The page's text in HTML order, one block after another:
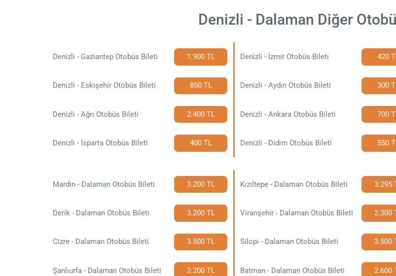
Denizli - Dalaman Diğer
Denizli - Gaziantep Otobüs Bileti 1.900 TL Denizli - İzmir Otobüs Bileti 420
Denizli - Eskişehir Otobüs Bileti 850 TL Denizli - Aydın Otobüs Bileti 300
Denizli - Ağrı Otobüs Bileti 2.400 TL Denizli - Ankara Otobüs Bileti 700
Denizli - Isparta Otobüs Bileti 400 TL Denizli - Didim Otobüs Bileti 550
Mardin - Dalaman Otobüs Bileti 3.200 TL Kızıltepe - Dalaman Otobüs Bileti 3.295
Derik - Dalaman Otobüs Bileti 3.200 TL Viranşehir - Dalaman Otobüs Bileti 2.300
Cizre - Dalaman Otobüs Bileti 3.500 TL Silopi - Dalaman Otobüs Bileti 3.500
Şanlıurfa - Dalaman Otobüs Bileti 2.200 TL Batman - Dalaman Otobüs Bileti 2.600